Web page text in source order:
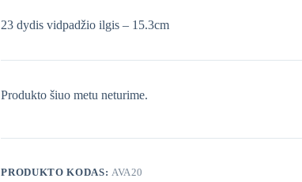
23 dydis vidpadžio ilgis – 15.3cm
Produkto šiuo metu neturime.
PRODUKTO KODAS: AVA20